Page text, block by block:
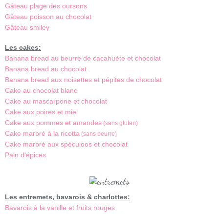
Gâteau plage des oursons
Gâteau poisson au chocolat
Gâteau smiley
Les cakes:
Banana bread au beurre de cacahuète et chocolat
Banana bread au chocolat
Banana bread aux noisettes et pépites de chocolat
Cake au chocolat blanc
Cake au mascarpone et chocolat
Cake aux poires et miel
Cake aux pommes et amandes (sans gluten)
Cake marbré à la ricotta (sans beurre)
Cake marbré aux spéculoos et chocolat
Pain d'épices
Les entremets, bavarois & charlottes:
Bavarois à la vanille et fruits rouges